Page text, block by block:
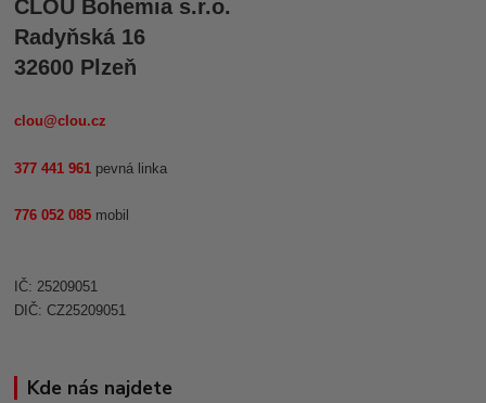
CLOU Bohemia s.r.o.
Radyňská 16
32600 Plzeň
clou@clou.cz
377 441 961 pevná linka
776 052 085 mobil
IČ: 25209051
DIČ: CZ25209051
Kde nás najdete